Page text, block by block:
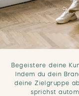
Begeistere deine
Indem du dein
deine Zielgruppe
sprichst